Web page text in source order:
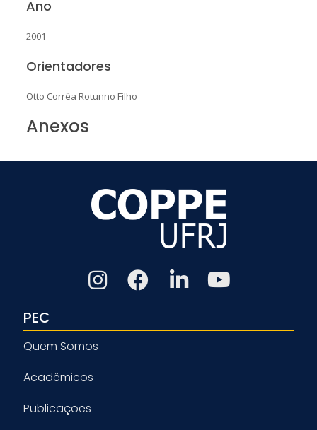
Ano
2001
Orientadores
Otto Corrêa Rotunno Filho
Anexos
PEC
Quem Somos
Acadêmicos
Publicações